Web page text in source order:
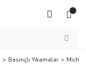
Basınçlı Yıkamalar